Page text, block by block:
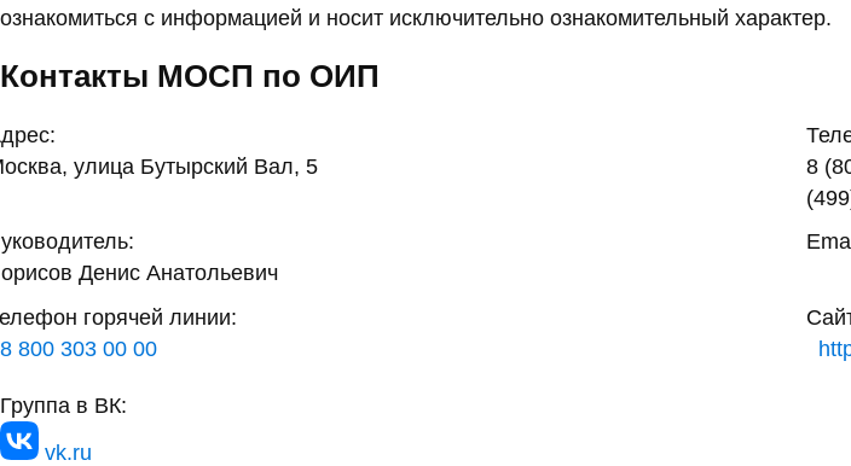
ознакомиться с информацией и носит исключительно ознакомительный характер.
Контакты МОСП по ОИП
улица Бутырский Вал, 5
8
Денис Анатольевич
горячей линии:
8 800 303 00 00
Группа в ВК:
vk.ru